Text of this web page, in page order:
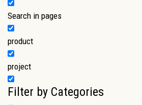
Search in pages
product
project
Filter by Categories